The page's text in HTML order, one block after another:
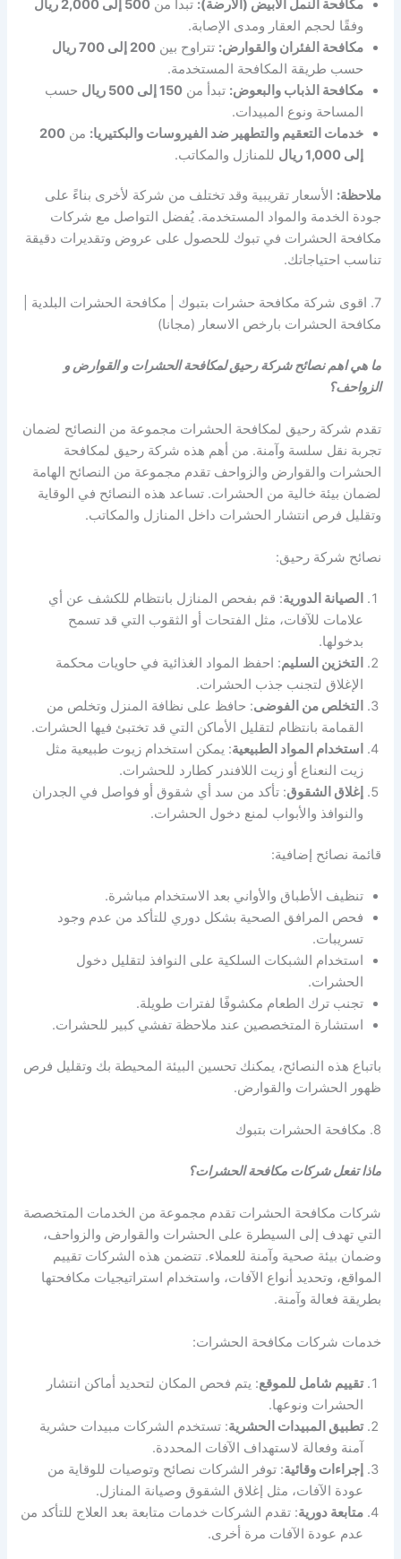
مكافحة النمل الأبيض (الأرضة): تبدأ من500 إلى 2,000 ريال
وفقًا لحجم العقار ومدى الإصابة.
مكافحة الفئران والقوارض: تتراوح بين200 إلى 700 ريال
حسب طريقة المكافحة المستخدمة.
مكافحة الذباب والبعوض: تبدأ من150 إلى 500 ريال
حسب
المساحة ونوع المبيدات.
خدمات التعقيم والتطهير ضد الفيروسات والبكتيريا: من200
إلى 1,000 ريال
للمنازل والمكاتب.
ملاحظة: الأسعار تقريبية وقد تختلف من شركة لأخرى بناءً على
جودة الخدمة والمواد المستخدمة. يُفضل التواصل مع شركات
مكافحة الحشرات في تبوك للحصول على عروض وتقديرات دقيقة
تناسب احتياجاتك.
7. اقوى شركة مكافحة حشرات بتبوك | مكافحة الحشرات البلدية |
مكافحة الحشرات بارخص الاسعار (مجانا)
ما هي اهم نصائح شركة رحيق لمكافحة الحشرات و القوارض و
الزواحف؟
تقدم شركة رحيق لمكافحة الحشرات مجموعة من النصائح لضمان
تجربة نقل سلسة وآمنة. من أهم هذه شركة رحيق لمكافحة
الحشرات والقوارض والزواحف تقدم مجموعة من النصائح الهامة
لضمان بيئة خالية من الحشرات. تساعد هذه النصائح في الوقاية
وتقليل فرص انتشار الحشرات داخل المنازل والمكاتب.
نصائح شركة رحيق:
الصيانة الدورية: قم بفحص المنازل بانتظام للكشف عن أي
علامات للآفات، مثل الفتحات أو الثقوب التي قد تسمح
بدخولها.
التخزين السليم: احفظ المواد الغذائية في حاويات محكمة
الإغلاق لتجنب جذب الحشرات.
التخلص من الفوضى: حافظ على نظافة المنزل وتخلص من
القمامة بانتظام لتقليل الأماكن التي قد تختبئ فيها الحشرات.
استخدام المواد الطبيعية: يمكن استخدام زيوت طبيعية مثل
زيت النعناع أو زيت اللافندر كطارد للحشرات.
إغلاق الشقوق: تأكد من سد أي شقوق أو فواصل في الجدران
والنوافذ والأبواب لمنع دخول الحشرات.
قائمة نصائح إضافية:
تنظيف الأطباق والأواني بعد الاستخدام مباشرة.
فحص المرافق الصحية بشكل دوري للتأكد من عدم وجود
تسريبات.
استخدام الشبكات السلكية على النوافذ لتقليل دخول
الحشرات.
تجنب ترك الطعام مكشوفًا لفترات طويلة.
استشارة المتخصصين عند ملاحظة تفشي كبير للحشرات.
باتباع هذه النصائح، يمكنك تحسين البيئة المحيطة بك وتقليل فرص
ظهور الحشرات والقوارض.
8. مكافحة الحشرات بتبوك
ماذا تفعل شركات مكافحة الحشرات؟
شركات مكافحة الحشرات تقدم مجموعة من الخدمات المتخصصة
التي تهدف إلى السيطرة على الحشرات والقوارض والزواحف،
وضمان بيئة صحية وآمنة للعملاء. تتضمن هذه الشركات تقييم
المواقع، وتحديد أنواع الآفات، واستخدام استراتيجيات مكافحتها
بطريقة فعالة وآمنة.
خدمات شركات مكافحة الحشرات:
تقييم شامل للموقع: يتم فحص المكان لتحديد أماكن انتشار
الحشرات ونوعها.
تطبيق المبيدات الحشرية: تستخدم الشركات مبيدات حشرية
آمنة وفعالة لاستهداف الآفات المحددة.
إجراءات وقائية: توفر الشركات نصائح وتوصيات للوقاية من
عودة الآفات، مثل إغلاق الشقوق وصيانة المنازل.
متابعة دورية: تقدم الشركات خدمات متابعة بعد العلاج للتأكد من
عدم عودة الآفات مرة أخرى.